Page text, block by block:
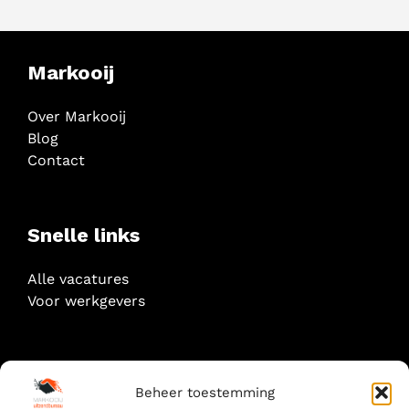
Beheer toestemming
Markooij
Over Markooij
Blog
Contact
Snelle links
Alle vacatures
Voor werkgevers
Socials